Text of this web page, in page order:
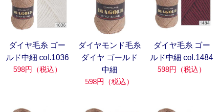
ダイヤ毛糸 ゴー
ルド中細 col.1036
598円（税込）
ダイヤモンド毛糸
ダイヤ ゴールド
中細
598円（税込）
ダイヤ毛糸 ゴー
ルド中細 col.1484
598円（税込）